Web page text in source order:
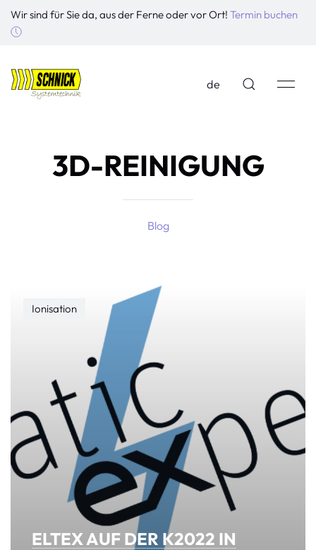
Wir sind für Sie da, aus der Ferne oder vor Ort! Termin buchen
de
3D-REINIGUNG
Blog
Ionisation
ELTEX AUF DER K2022 IN